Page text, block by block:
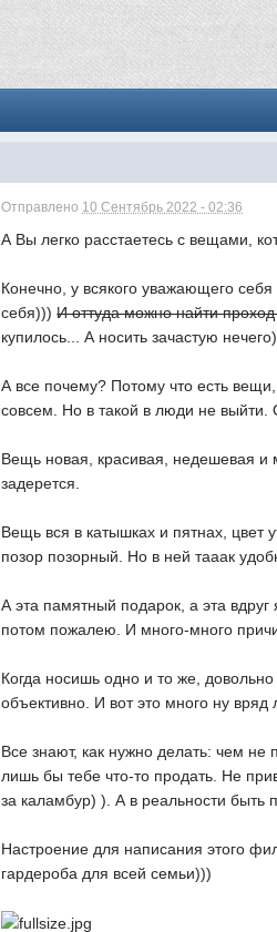
Отправлено 10 Сентябрь 2022 - 02:36
А Вы легко расстаетесь с вещами,
Конечно, у всякого уважающего
себя)))И оттуда можно найти
купилось... А носить зачастую
А все почему? Потому что есть
совсем. Но в такой в люди не
Вещь новая, красивая, недешевая и
задерется.
Вещь вся в катышках и пятнах, цвет
позор позорный. Но в ней тааак
А эта памятный подарок, а эта
потом пожалею. И много-много
Когда носишь одно и то же,
объективно. И вот это много ну вряд
Все знают, как нужно делать: чем
лишь бы тебе что-то продать. Не
за каламбур) ). А в реальности быть
Настроение для написания этого
гардероба для всей семьи)))